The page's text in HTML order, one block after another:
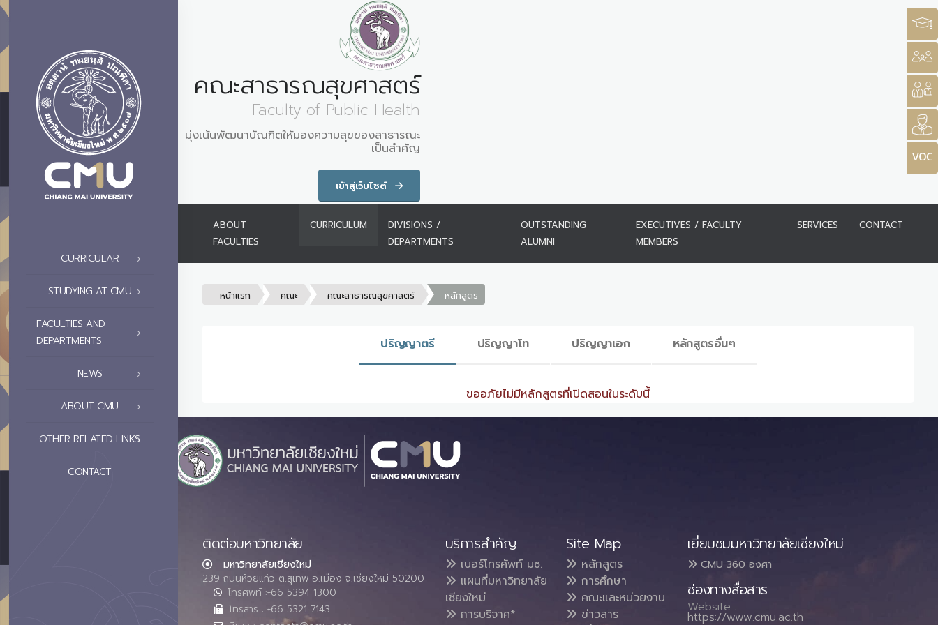
CURRICULAR
STUDYING AT CMU
FACULTIES AND
DEPARTMENTS
NEWS
ABOUT CMU
OTHER RELATED LINKS
CONTACT
คณะสาธารณสุขศาสตร์
Faculty of Public Health
มุ่งเน้นพัฒนาบัณฑิตให้มองความสุขของสาธารณะ
เป็นสำคัญ
เข้าสู่เว็บไซต์
ABOUT
FACULTIES
CURRICULUM
DIVISIONS /
DEPARTMENTS
OUTSTANDING
ALUMNI
EXECUTIVES / FACULTY
MEMBERS
SERVICES CONTACT
หน้าแรก คณะ คณะสาธารณสุขศาสตร์ หลักสูตร
ปริญญาตรี ปริญญาโท ปริญญาเอก หลักสูตรอื่นๆ
ขออภัยไม่มีหลักสูตรที่เปิดสอนในระดับนี้
ติดต่อมหาวิทยาลัย
มหาวิทยาลัยเชียงใหม่
239 ถนนห้วยแก้ว ต.สุเทพ อ.เมือง จ.เชียงใหม่ 50200
โทรศัพท์ :+66 5394 1300
โทรสาร : +66 5321 7143
บริการสำคัญ
เบอร์โทรศัพท์ มช.
แผนที่มหาวิทยาลัย
เชียงใหม่
การบริจาค*
Site Map
หลักสูตร
การศึกษา
คณะและหน่วยงาน
ข่าวสาร
เยี่ยมชมมหาวิทยาลัยเชียงใหม่
CMU 360 องศา
ช่องทางสื่อสาร
Website :
https://www.cmu.ac.th